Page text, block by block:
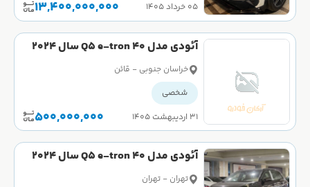
۰۵ خرداد ۱۴۰۵
13,400,000,000
آئودی مدل Q5 e-tron 40 سال 2024
صفرخراسان جنوبی - قائن
شخصی
۳۱ اردیبهشت ۱۴۰۵
500,000,000
آئودی مدل Q5 e-tron 40 سال 2024
کارکرده
تهران - تهران